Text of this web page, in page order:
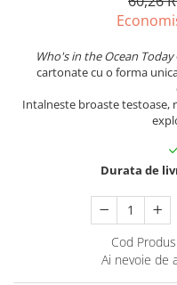
Who's in the Ocean Today
cartonate cu o forma
Intalneste broaste testoase,
Durata de
Cod
Ai nevoie de